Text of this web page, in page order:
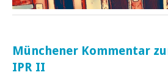
Münchener Kommentar
IPR II